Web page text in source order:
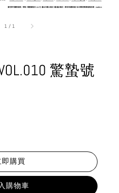
1 / 1
驚蟄號
即購買
購物車